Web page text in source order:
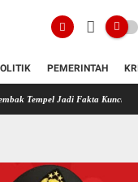
PEMERINTAH
Autopsi Ungkap Peluru